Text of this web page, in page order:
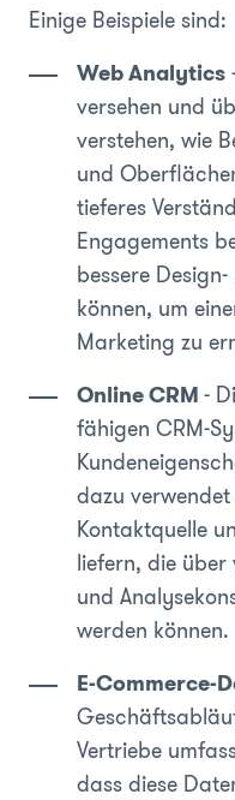
Einige Beispiele sind:
Web Analytics
versehen und
verstehen, wie
und
tieferes
Engagements
bessere
können, um
Marketing zu
Online CRM-
fähigen CRM-
dazu
Kontaktquelle
liefern, die über
und
werden können.
E-Commerce-
Vertriebe
dass diese